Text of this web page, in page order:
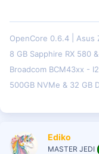
OpenCore 0.6.4 Asus
8 GB Sapphire RX 580
Broadcom BCM43xx -
500GB NVMe & 32 GB
Ediko
MASTER JEDI